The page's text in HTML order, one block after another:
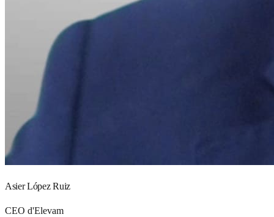
Asier López Ruiz
CEO d'Elevam